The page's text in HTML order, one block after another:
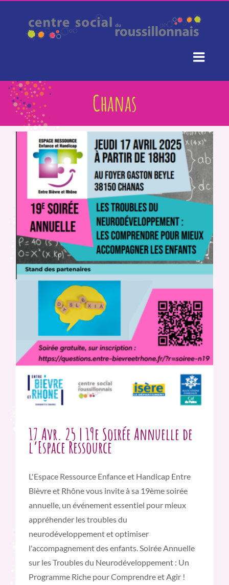
contenu
Chanas
17 Avr. 25 | 19e Soirée Annuelle de
l’Espace Ressource
L'Espace Ressource Enfance et Handicap Entre
Bièvre et Rhône vous invite à sa 19ème soirée
annuelle, un événement essentiel pour mieux
appréhender les troubles du
neurodéveloppement et optimiser
l'accompagnement des enfants. Soirée Annuelle
sur les Troubles du Neurodéveloppement : Un
Programme Riche pour Comprendre et Agir !